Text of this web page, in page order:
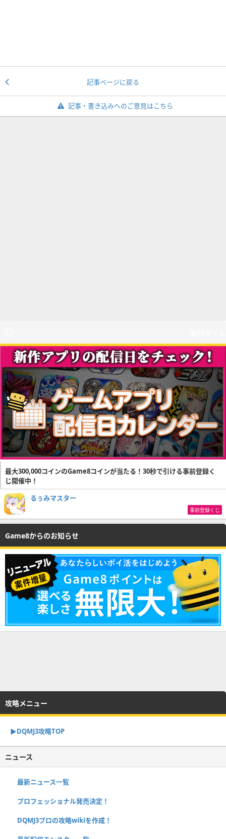
記事ページに戻る
記事・書き込みへのご意見はこちら
最大300,000コインのGame8コインが当たる！30秒で引ける事前登録く
じ開催中！
るぅみマスター
事前登録くじ
Game8からのお知らせ
攻略メニュー
▶︎DQMJ3攻略TOP
ニュース
最新ニュース一覧
プロフェッショナル発売決定！
DQMJ3プロの攻略wikiを作成！